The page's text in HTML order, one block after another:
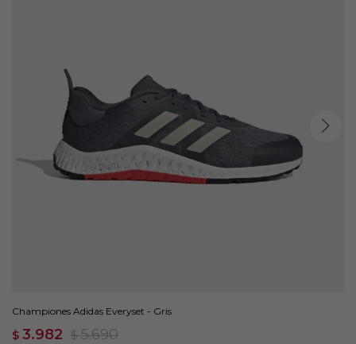
Championes Adidas Everyset - Gris
$ 3.982 $ 5.690